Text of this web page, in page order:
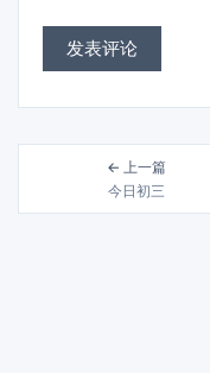
← 上一篇
今日初三